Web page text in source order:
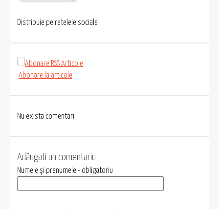
Distribuie pe retelele sociale
Abonare la articole
Nu exista comentarii
Adăugati un comentariu
Numele și prenumele - obligatoriu